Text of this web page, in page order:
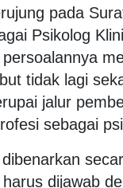
pada
Psikolog
tidak lagi
jalur
sebagai
dijawab